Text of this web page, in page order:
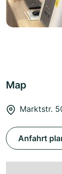
Map
Marktstr.
Anfahrt